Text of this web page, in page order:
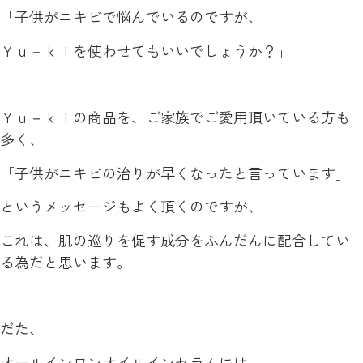
「子供がニキビで悩んでいるのですが、
Ｙｕ－ｋｉを使わせてもいいでしょうか？」
Ｙｕ－ｋｉの商品を、ご家族でご愛用頂いている方も
多く、
「子供がニキビの治りが早くなったと言っています」
というメッセージもよく頂くのですが、
これは、肌の巡りを促す成分をふんだんに配合してい
る為だと思います。
だた、